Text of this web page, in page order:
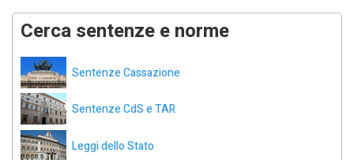
Cerca sentenze e norme
Sentenze Cassazione
Sentenze CdS e TAR
Leggi dello Stato